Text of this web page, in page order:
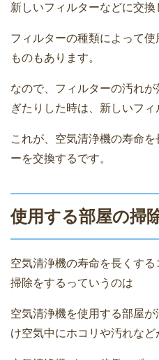
新しいフィルターなどに交換
フィルターの種類によって
ものもあります。
なので、フィルターの汚れ
ぎたりした時は、新しいフィ
これが、空気清浄機の寿命
ーを交換するです。
使用する部屋の掃
空気清浄機の寿命を長くす
掃除をするっていうのは
空気清浄機を使用する部屋
け空気中にホコリや汚れな